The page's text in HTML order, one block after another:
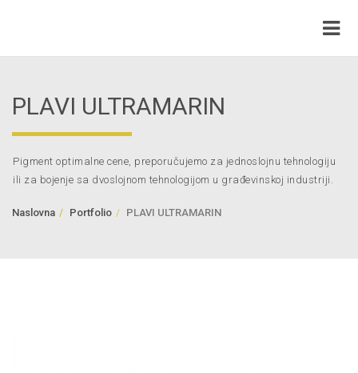
PLAVI ULTRAMARIN
Pigment optimalne cene, preporučujemo za jednoslojnu tehnologiju
ili za bojenje sa dvoslojnom tehnologijom u građevinskoj industriji.
Naslovna Portfolio PLAVI ULTRAMARIN